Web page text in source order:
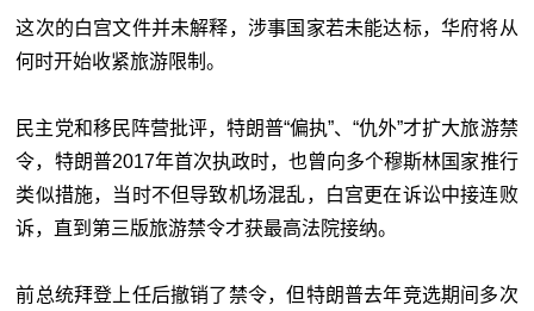
这次的白宫文件并未解释，涉事国家若未能达标，华府将从
何时开始收紧旅游限制。
民主党和移民阵营批评，特朗普“偏执”、“仇外”才扩大旅游禁
令，特朗普2017年首次执政时，也曾向多个穆斯林国家推行
类似措施，当时不但导致机场混乱，白宫更在诉讼中接连败
诉，直到第三版旅游禁令才获最高法院接纳。
前总统拜登上任后撤销了禁令，但特朗普去年竞选期间多次